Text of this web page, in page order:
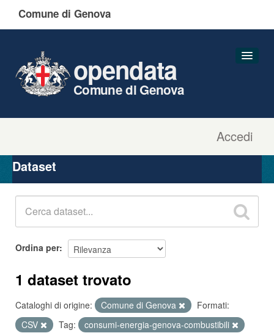
Comune di Genova
Accedi
opendata
Comune di Genova
Organizzazioni
Gruppi
Dataset
Ordina per
1 dataset trovato
Cataloghi di origine: Comune di Genova
Formati:
CSV
Tag:
consumi-energia-genova-combustibili